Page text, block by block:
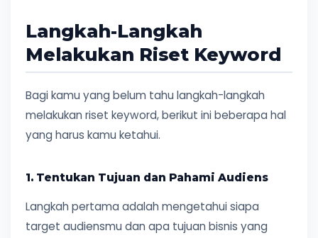
Langkah-Langkah
Melakukan Riset Keyword
Bagi kamu yang belum tahu langkah-langkah
melakukan riset keyword, berikut ini beberapa hal
yang harus kamu ketahui.
1. Tentukan Tujuan dan Pahami Audiens
Langkah pertama adalah mengetahui siapa
target audiensmu dan apa tujuan bisnis yang